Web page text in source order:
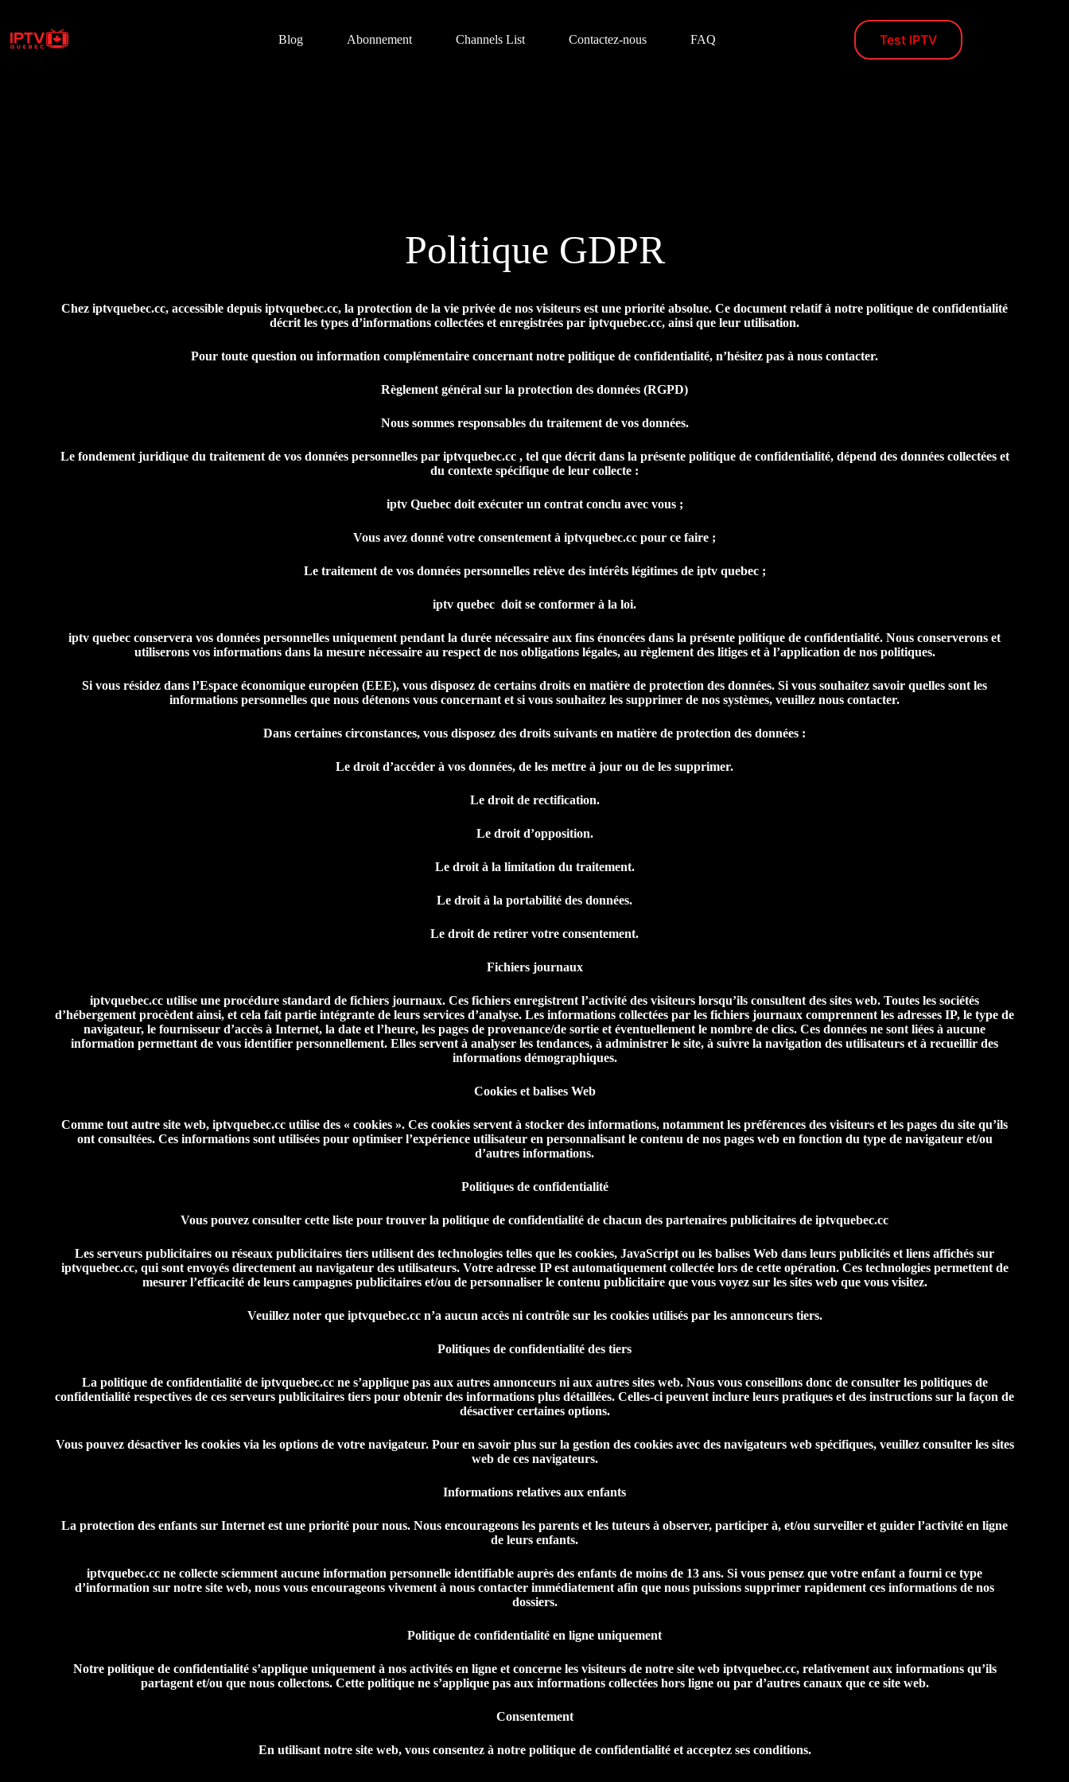
Blog Abonnement Channels List Contactez-nous FAQ Test IPTV
Politique GDPR
Chez iptvquebec.cc, accessible depuis iptvquebec.cc, la protection de la vie privée de nos visiteurs est une priorité absolue. Ce document relatif à notre politique de confidentialité
décrit les types d’informations collectées et enregistrées par iptvquebec.cc, ainsi que leur utilisation.
Pour toute question ou information complémentaire concernant notre politique de confidentialité, n’hésitez pas à nous contacter.
Règlement général sur la protection des données (RGPD)
Nous sommes responsables du traitement de vos données.
Le fondement juridique du traitement de vos données personnelles par iptvquebec.cc , tel que décrit dans la présente politique de confidentialité, dépend des données collectées et
du contexte spécifique de leur collecte :
iptv Quebec doit exécuter un contrat conclu avec vous ;
Vous avez donné votre consentement à iptvquebec.cc pour ce faire ;
Le traitement de vos données personnelles relève des intérêts légitimes de iptv quebec ;
iptv quebec doit se conformer à la loi.
iptv quebec conservera vos données personnelles uniquement pendant la durée nécessaire aux fins énoncées dans la présente politique de confidentialité. Nous conserverons et
utiliserons vos informations dans la mesure nécessaire au respect de nos obligations légales, au règlement des litiges et à l’application de nos politiques.
Si vous résidez dans l’Espace économique européen (EEE), vous disposez de certains droits en matière de protection des données. Si vous souhaitez savoir quelles sont les
informations personnelles que nous détenons vous concernant et si vous souhaitez les supprimer de nos systèmes, veuillez nous contacter.
Dans certaines circonstances, vous disposez des droits suivants en matière de protection des données :
Le droit d’accéder à vos données, de les mettre à jour ou de les supprimer.
Le droit de rectification.
Le droit d’opposition.
Le droit à la limitation du traitement.
Le droit à la portabilité des données.
Le droit de retirer votre consentement.
Fichiers journaux
iptvquebec.cc utilise une procédure standard de fichiers journaux. Ces fichiers enregistrent l’activité des visiteurs lorsqu’ils consultent des sites web. Toutes les sociétés
d’hébergement procèdent ainsi, et cela fait partie intégrante de leurs services d’analyse. Les informations collectées par les fichiers journaux comprennent les adresses IP, le type de
navigateur, le fournisseur d’accès à Internet, la date et l’heure, les pages de provenance/de sortie et éventuellement le nombre de clics. Ces données ne sont liées à aucune
information permettant de vous identifier personnellement. Elles servent à analyser les tendances, à administrer le site, à suivre la navigation des utilisateurs et à recueillir des
informations démographiques.
Cookies et balises Web
Comme tout autre site web, iptvquebec.cc utilise des « cookies ». Ces cookies servent à stocker des informations, notamment les préférences des visiteurs et les pages du site qu’ils
ont consultées. Ces informations sont utilisées pour optimiser l’expérience utilisateur en personnalisant le contenu de nos pages web en fonction du type de navigateur et/ou
d’autres informations.
Politiques de confidentialité
Vous pouvez consulter cette liste pour trouver la politique de confidentialité de chacun des partenaires publicitaires de iptvquebec.cc
Les serveurs publicitaires ou réseaux publicitaires tiers utilisent des technologies telles que les cookies, JavaScript ou les balises Web dans leurs publicités et liens affichés sur
iptvquebec.cc, qui sont envoyés directement au navigateur des utilisateurs. Votre adresse IP est automatiquement collectée lors de cette opération. Ces technologies permettent de
mesurer l’efficacité de leurs campagnes publicitaires et/ou de personnaliser le contenu publicitaire que vous voyez sur les sites web que vous visitez.
Veuillez noter que iptvquebec.cc n’a aucun accès ni contrôle sur les cookies utilisés par les annonceurs tiers.
Politiques de confidentialité des tiers
La politique de confidentialité de iptvquebec.cc ne s’applique pas aux autres annonceurs ni aux autres sites web. Nous vous conseillons donc de consulter les politiques de
confidentialité respectives de ces serveurs publicitaires tiers pour obtenir des informations plus détaillées. Celles-ci peuvent inclure leurs pratiques et des instructions sur la façon de
désactiver certaines options.
Vous pouvez désactiver les cookies via les options de votre navigateur. Pour en savoir plus sur la gestion des cookies avec des navigateurs web spécifiques, veuillez consulter les sites
web de ces navigateurs.
Informations relatives aux enfants
La protection des enfants sur Internet est une priorité pour nous. Nous encourageons les parents et les tuteurs à observer, participer à, et/ou surveiller et guider l’activité en ligne
de leurs enfants.
iptvquebec.cc ne collecte sciemment aucune information personnelle identifiable auprès des enfants de moins de 13 ans. Si vous pensez que votre enfant a fourni ce type
d’information sur notre site web, nous vous encourageons vivement à nous contacter immédiatement afin que nous puissions supprimer rapidement ces informations de nos
dossiers.
Politique de confidentialité en ligne uniquement
Notre politique de confidentialité s’applique uniquement à nos activités en ligne et concerne les visiteurs de notre site web iptvquebec.cc, relativement aux informations qu’ils
partagent et/ou que nous collectons. Cette politique ne s’applique pas aux informations collectées hors ligne ou par d’autres canaux que ce site web.
Consentement
En utilisant notre site web, vous consentez à notre politique de confidentialité et acceptez ses conditions.